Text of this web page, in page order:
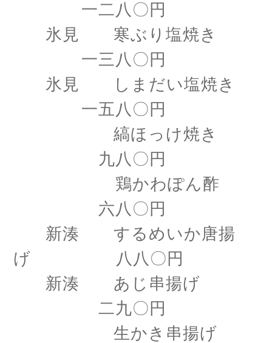
一二八〇円
氷見 寒ぶり塩焼き
一三八〇円
氷見 しまだい塩焼き
一五八〇円
縞ほっけ焼き
九八〇円
鶏かわぽん酢
六八〇円
新湊 するめいか唐揚
げ 八八〇円
新湊 あじ串揚げ
二九〇円
生かき串揚げ